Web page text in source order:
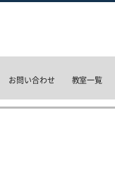
お問い合わせ 教室一覧